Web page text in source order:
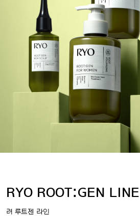
RYO ROOT:GEN LINE
려 루트젠 라인